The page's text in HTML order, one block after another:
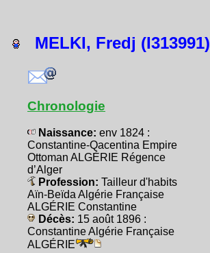
MELKI, Fredj (I313991)
Chronologie
Naissance: env 1824 :
Constantine-Qacentina Empire
Ottoman ALGÉRIE Régence
d’Alger
Profession: Tailleur d'habits
Aïn-Beïda Algérie Française
ALGÉRIE Constantine
Décès: 15 août 1896 :
Constantine Algérie Française
ALGÉRIE